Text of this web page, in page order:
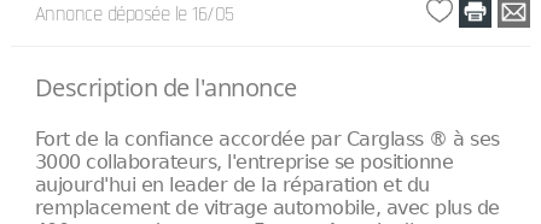
Annonce déposée le 16/05
Description de l'annonce
Fort de la confiance accordée par Carglass ® à ses
3000 collaborateurs, l'entreprise se positionne
aujourd'hui en leader de la réparation et du
remplacement de vitrage automobile, avec plus de